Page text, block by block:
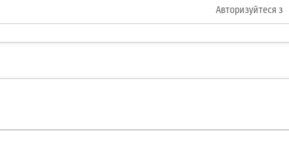
Авторизуйтеся з